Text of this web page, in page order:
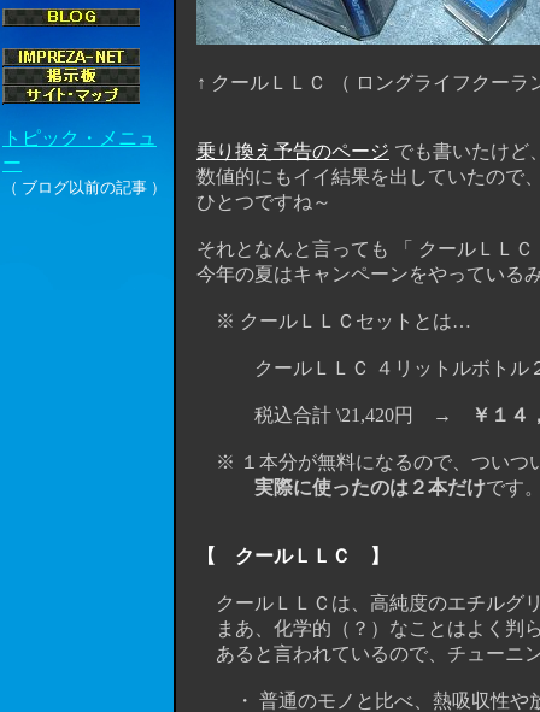
↑ クールＬＬＣ （ ロングライフクーラ
乗り換え予告のページ でも書いたけど
数値的にもイイ結果を出していたので
ひとつですね～
それとなんと言っても 「 クールＬＬＣ
今年の夏はキャンペーンをやっている
※ クールＬＬＣセットとは…
クールＬＬＣ ４リットルボトル２
税込合計 \21,420円 → ￥１４
※ １本分が無料になるので、ついつい
実際に使ったのは２本だけです
【 クールＬＬＣ 】
クールＬＬＣは、高純度のエチルグリ
まあ、化学的（？）なことはよく判ら
あると言われているので、チューニン
・ 普通のモノと比べ、熱吸収性や放